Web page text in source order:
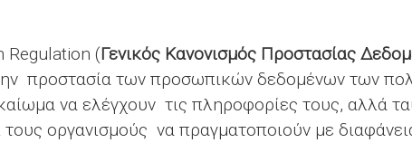
Regulation (Γενικός Κανονισμός Προστασίας
προστασία των προσωπικών δεδομένων των
να ελέγχουν τις πληροφορίες τους, αλλά
τους οργανισμούς να πραγματοποιούν με